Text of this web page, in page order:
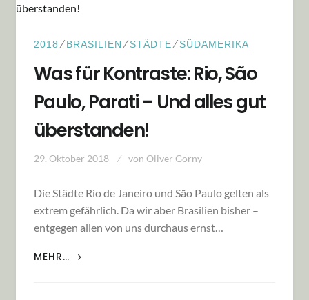
2018 ⁄BRASILIEN ⁄STÄDTE ⁄SÜDAMERIKA
Was für Kontraste: Rio, São
Paulo, Parati – Und alles gut
überstanden!
29. Oktober 2018 von Oliver Gorny
Die Städte Rio de Janeiro und São Paulo gelten als
extrem gefährlich. Da wir aber Brasilien bisher –
entgegen allen von uns durchaus ernst…
MEHR…
WAS FÜR KONTRASTE: RIO, SÃO PAULO,